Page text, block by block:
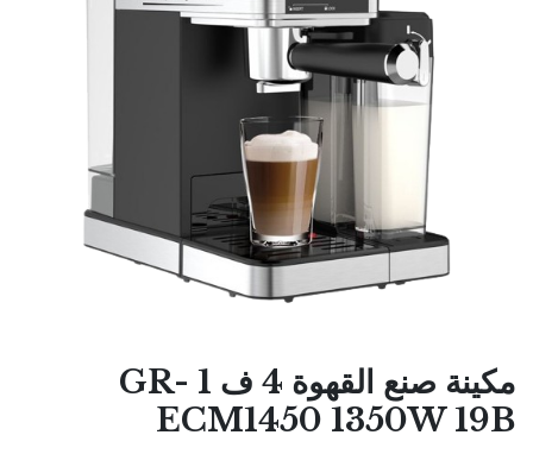
مكينة صنع القهوة 4 ف 1 GR-
ECM1450 1350W 19B